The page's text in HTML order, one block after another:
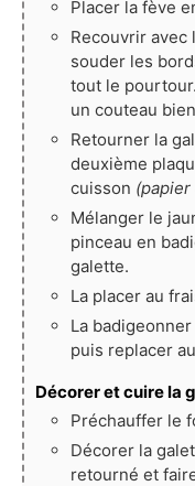
Placer la fève
Recouvrir avec
souder les
tout le
un couteau
Retourner la
deuxième
cuisson
Mélanger le
pinceau en
galette.
La placer au
La
puis replacer
Décorer et cuire la
Préchauffer le
Décorer la
retourné et